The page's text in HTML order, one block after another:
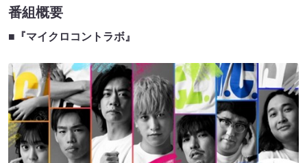
番組概要
■『マイクロコントラボ』